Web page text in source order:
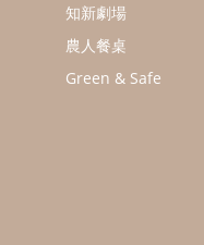
知新劇場
農人餐桌
Green & Safe